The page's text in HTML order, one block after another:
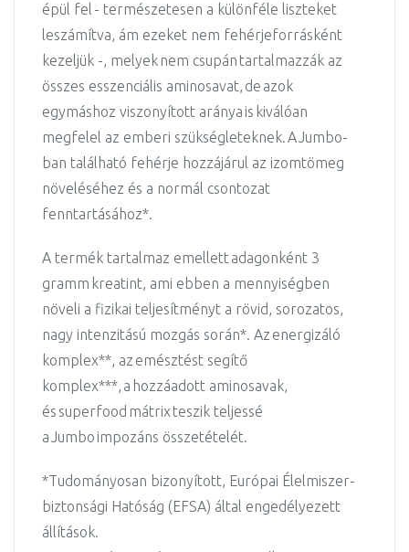
épül fel - természetesen a különféle liszteket
leszámítva, ám ezeket nem fehérjeforrásként
kezeljük -, melyek nem csupán tartalmazzák az
összes esszenciális aminosavat, de azok
egymáshoz viszonyított aránya is kiválóan
megfelel az emberi szükségleteknek. A Jumbo-
ban található fehérje hozzájárul az izomtömeg
növeléséhez és a normál csontozat
fenntartásához*.
A termék tartalmaz emellett adagonként 3
gramm kreatint, ami ebben a mennyiségben
növeli a fizikai teljesítményt a rövid, sorozatos,
nagy intenzitású mozgás során*. Az energizáló
komplex**, az emésztést segítő
komplex***, a hozzáadott aminosavak,
és superfood mátrix teszik teljessé
a Jumbo impozáns összetételét.
*Tudományosan bizonyított, Európai Élelmiszer-
biztonsági Hatóság (EFSA) által engedélyezett
állítások.